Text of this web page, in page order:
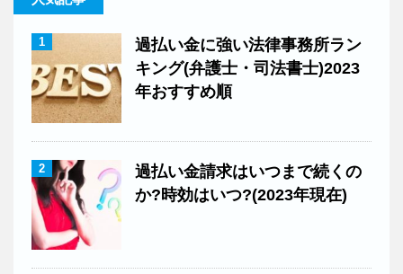
1
過払い金に強い法律事務所ラン
キング(弁護士・司法書士)2023
年おすすめ順
2
過払い金請求はいつまで続くの
か?時効はいつ?(2023年現在)